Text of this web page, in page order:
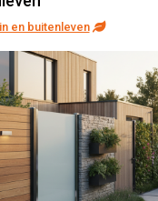
en buitenleven